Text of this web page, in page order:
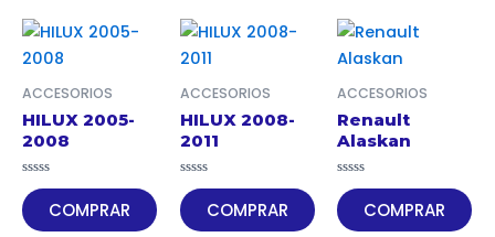
ACCESORIOS
HILUX 2005-
2008
Valorado
en
0
de
COMPRAR
ACCESORIOS
HILUX 2008-
2011
Valorado
en
0
de
COMPRAR
ACCESORIOS
Renault
Alaskan
Valorado
en
0
de
COMPRAR